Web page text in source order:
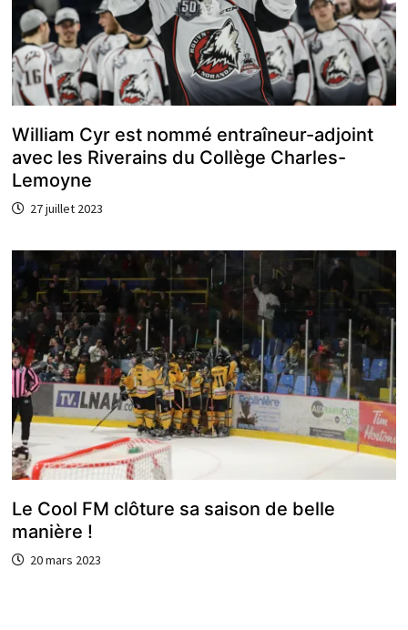
William Cyr est nommé entraîneur-adjoint
avec les Riverains du Collège Charles-
Lemoyne
27 juillet 2023
Le Cool FM clôture sa saison de belle
manière !
20 mars 2023